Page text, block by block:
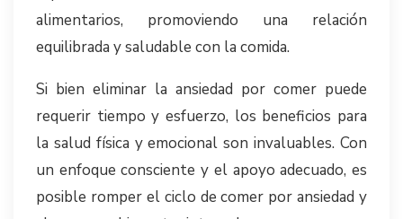
alimentarios, promoviendo una relación
equilibrada y saludable con la comida.
Si bien eliminar la ansiedad por comer puede
requerir tiempo y esfuerzo, los beneficios para
la salud física y emocional son invaluables. Con
un enfoque consciente y el apoyo adecuado, es
posible romper el ciclo de comer por ansiedad y